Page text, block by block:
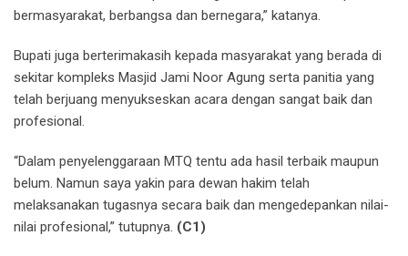
bermasyarakat, berbangsa dan bernegara,” katanya.
Bupati juga berterimakasih kepada masyarakat yang berada di
sekitar kompleks Masjid Jami Noor Agung serta panitia yang
telah berjuang menyukseskan acara dengan sangat baik dan
profesional.
“Dalam penyelenggaraan MTQ tentu ada hasil terbaik maupun
belum. Namun saya yakin para dewan hakim telah
melaksanakan tugasnya secara baik dan mengedepankan nilai-
nilai profesional,” tutupnya. (C1)